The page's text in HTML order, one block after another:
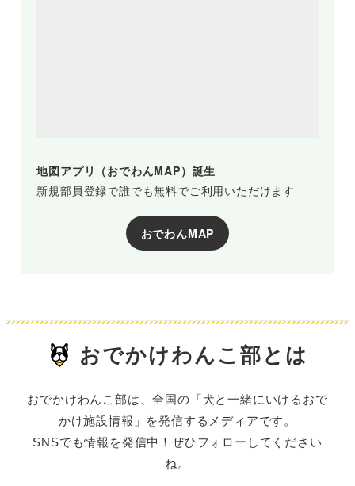
地図アプリ（おでわんMAP）誕生
新規部員登録で誰でも無料でご利用いただけます
おでわんMAP
おでかけわんこ部とは
おでかけわんこ部は、全国の「犬と一緒にいけるおで
かけ施設情報」を発信するメディアです。
SNSでも情報を発信中！ぜひフォローしてください
ね。